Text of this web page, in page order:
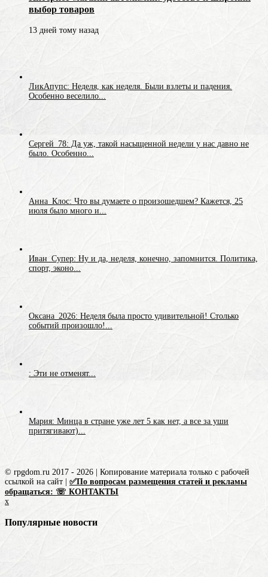
выбор товаров
13 дней тому назад
ЛикАпупс: Неделя, как неделя. Были взлеты и падения.
Особенно веселило...
Сергей_78: Да уж, такой насыщенной недели у нас давно не
было. Особенно...
Анна_Клос: Что вы думаете о произошедшем? Кажется, 25
июля было много и...
Иван_Супер: Ну и да, неделя, конечно, запомнится. Политика,
спорт, эконо...
Оксана_2026: Неделя была просто удивительной! Столько
событий произошло!...
: Эти не отменят...
Мария: Минца в стране уже лет 5 как нет, а все за уши
притягивают)...
© rpgdom.ru 2017 - 2026 | Копирование материала только с рабочей
ссылкой на сайт | ✅По вопросам размещения статей и рекламы
обращаться: ☏ КОНТАКТЫ
x
Популярные новости